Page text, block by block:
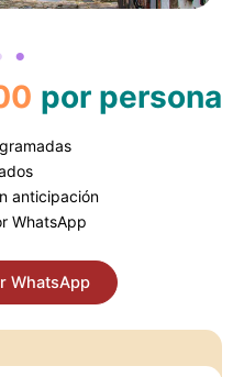
por persona
anticipación
WhatsApp
WhatsApp